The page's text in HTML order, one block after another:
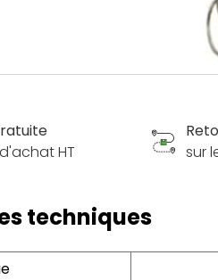
HT
sur
techniques